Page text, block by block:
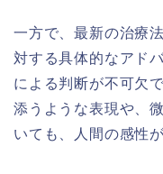
一方で、最新の治療
対する具体的なアド
による判断が不可欠
添うような表現や、
いても、人間の感性